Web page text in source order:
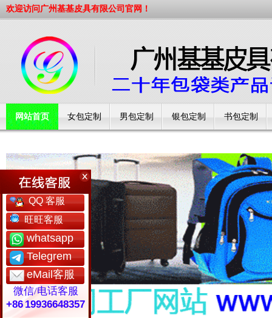
欢迎访问广州基基皮具有限公司官网！
网站首页 女包定制 男包定制 银包定制 书包定制
QQ 客服
旺旺客服
whatsapp
Telegrem
eMail客服
微信/电话客服
+86 19936648357